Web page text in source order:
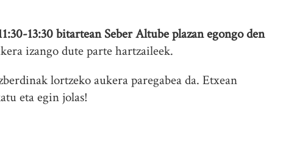
13:30 bitartean Seber Altube plazan egongo den
izango dute parte hartzaileek.
lortzeko aukera paregabea da. Etxean
eta egin jolas!